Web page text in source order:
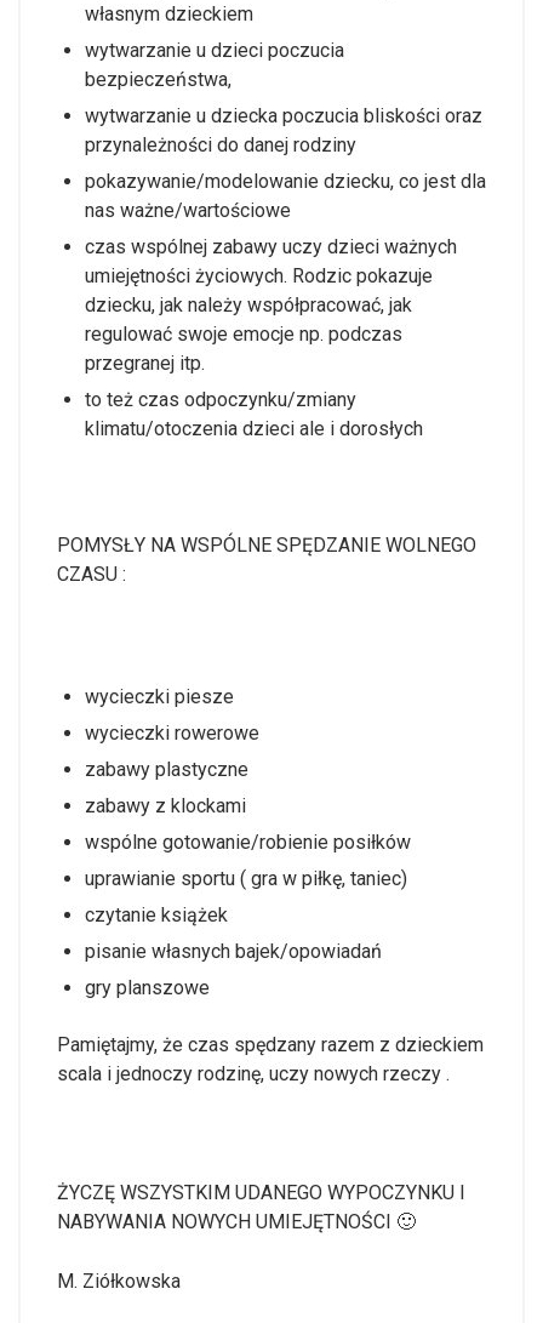
własnym dzieckiem
wytwarzanie u dzieci poczucia
bezpieczeństwa,
wytwarzanie u dziecka poczucia bliskości oraz
przynależności do danej rodziny
pokazywanie/modelowanie dziecku, co jest dla
nas ważne/wartościowe
czas wspólnej zabawy uczy dzieci ważnych
umiejętności życiowych. Rodzic pokazuje
dziecku, jak należy współpracować, jak
regulować swoje emocje np. podczas
przegranej itp.
to też czas odpoczynku/zmiany
klimatu/otoczenia dzieci ale i dorosłych
POMYSŁY NA WSPÓLNE SPĘDZANIE WOLNEGO
CZASU :
wycieczki piesze
wycieczki rowerowe
zabawy plastyczne
zabawy z klockami
wspólne gotowanie/robienie posiłków
uprawianie sportu ( gra w piłkę, taniec)
czytanie książek
pisanie własnych bajek/opowiadań
gry planszowe
Pamiętajmy, że czas spędzany razem z dzieckiem
scala i jednoczy rodzinę, uczy nowych rzeczy .
ŻYCZĘ WSZYSTKIM UDANEGO WYPOCZYNKU I
NABYWANIA NOWYCH UMIEJĘTNOŚCI 🙂
M. Ziółkowska